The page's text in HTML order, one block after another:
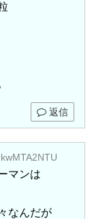
返信
マンは
なんだが